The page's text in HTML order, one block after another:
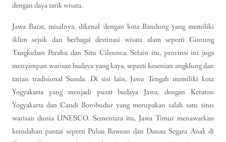
dengan daya tarik wisata.
Jawa Barat, misalnya, dikenal dengan kota Bandung yang memiliki
iklim sejuk dan berbagai destinasi wisata alam seperti Gunung
Tangkuban Perahu dan Situ Cileunca. Selain itu, provinsi ini juga
menyimpan warisan budaya yang kaya, seperti kesenian angklung dan
tarian tradisional Sunda. Di sisi lain, Jawa Tengah memiliki kota
Yogyakarta yang menjadi pusat budaya Jawa, dengan Keraton
Yogyakarta dan Candi Borobudur yang merupakan salah satu situs
warisan dunia UNESCO. Sementara itu, Jawa Timur menawarkan
keindahan pantai seperti Pulau Bawean dan Danau Segara Anak di